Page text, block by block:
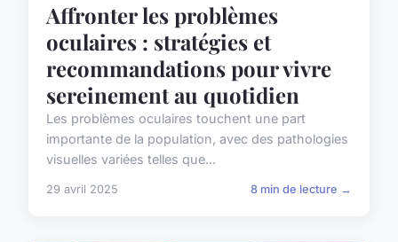
Affronter les problèmes
oculaires : stratégies et
recommandations pour vivre
sereinement au quotidien
Les problèmes oculaires touchent une part
importante de la population, avec des pathologies
visuelles variées telles que...
29 avril 2025 8 min de lecture →